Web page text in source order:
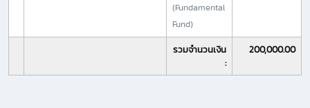
(Fundamental
Fund)
รวมจำนวนเงิน
:
200,000.00